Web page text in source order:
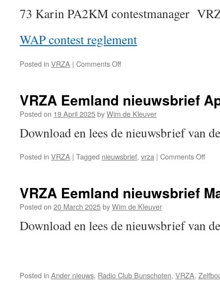
73 Karin PA2KM contestmanager
WAP contest reglement
Posted in VRZA | Comments Offon
Provincies
contest
VRZA Eemland nieuwsbrief
Posted on 19 April 2025byWim de Kleuver
Download en lees de nieuwsbrief van
Posted in VRZA | Tagged nieuwsbrief, vrza | Comments Offon
April
VRZA Eemland nieuwsbrief
Posted on 20 March 2025byWim de Kleuver
Download en lees de nieuwsbrief van
Posted in Ander nieuws, Radio Club Bunschoten, VRZA,